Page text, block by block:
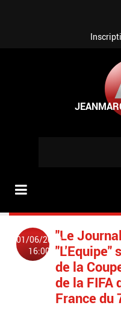
01/06/2019
16:00
"Le
"L'Equipe"
de la
de la FIFA
France du